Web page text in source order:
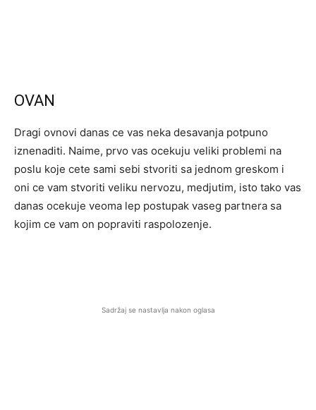
OVAN
Dragi ovnovi danas ce vas neka desavanja potpuno
iznenaditi. Naime, prvo vas ocekuju veliki problemi na
poslu koje cete sami sebi stvoriti sa jednom greskom i
oni ce vam stvoriti veliku nervozu, medjutim, isto tako vas
danas ocekuje veoma lep postupak vaseg partnera sa
kojim ce vam on popraviti raspolozenje.
Sadržaj se nastavlja nakon oglasa